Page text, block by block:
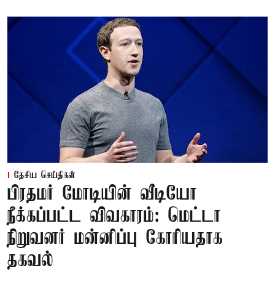
தேசிய செய்திகள்
பிரதமர் மோடியின் வீடியோ
நீக்கப்பட்ட விவகாரம்: மெட்டா
நிறுவனர் மன்னிப்பு கோரியதாக
தகவல்